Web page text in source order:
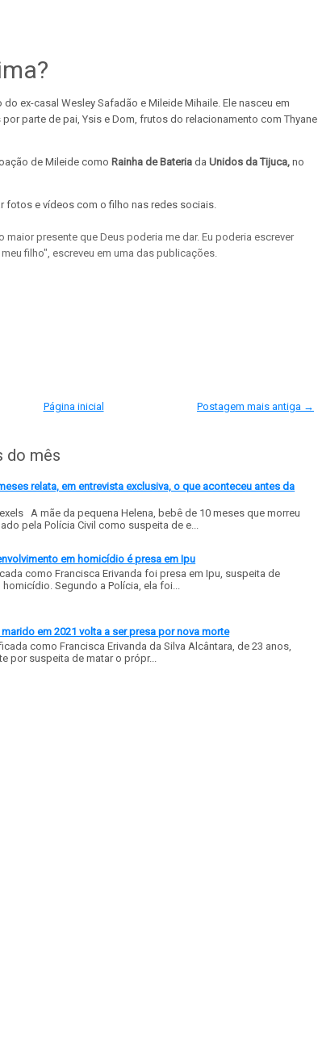
ex-casal Wesley Safadão e Mileide Mihaile. Ele nasceu em
parte de pai, Ysis e Dom, frutos do relacionamento com Thyane
de Mileide como Rainha de Bateria da Unidos da Tijuca, no
fotos e vídeos com o filho nas redes sociais.
maior presente que Deus poderia me dar. Eu poderia escrever
filho", escreveu em uma das publicações.
Postagem mais antiga →
Página inicial
do mês
relata, em entrevista exclusiva, o que aconteceu antes da
A mãe da pequena Helena, bebê de 10 meses que morreu
pela Polícia Civil como suspeita de e...
em homicídio é presa em Ipu
como Francisca Erivanda foi presa em Ipu, suspeita de
Segundo a Polícia, ela foi...
em 2021 volta a ser presa por nova morte
como Francisca Erivanda da Silva Alcântara, de 23 anos,
por suspeita de matar o própr...